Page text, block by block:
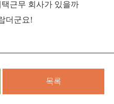
근무 회사가 있을까
더군요!
목록